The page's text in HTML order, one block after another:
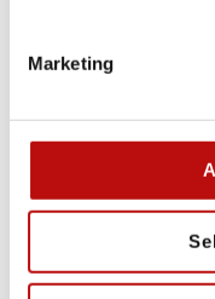
Marketing